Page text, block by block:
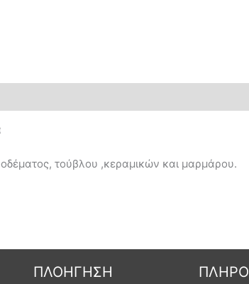
τούβλου ,κεραμικών και μαρμάρου.
ΠΛΟΗΓΗΣΗ ΠΛΗΡΟ